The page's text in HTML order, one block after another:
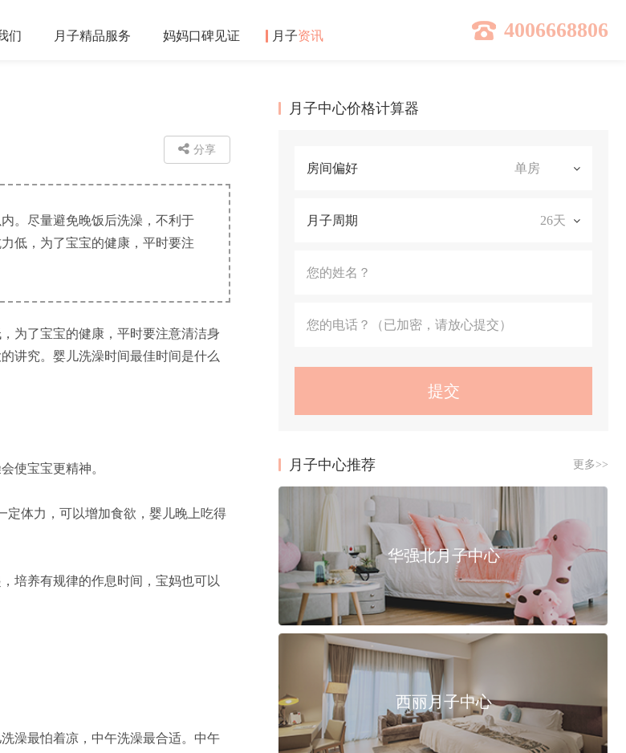
们 月子精品服务 妈妈口碑见证 月子资讯 4006668806
分享
。尽量避免晚饭后洗澡，不利于
低，为了宝宝的健康，平时要注
为了宝宝的健康，平时要注意清洁身
讲究。婴儿洗澡时间最佳时间是什么
使宝宝更精神。
体力，可以增加食欲，婴儿晚上吃得
培养有规律的作息时间，宝妈也可以
澡最怕着凉，中午洗澡最合适。中午
月子中心价格计算器
房间偏好
月子周期
月子中心推荐 更多>>
华强北月子中心
西丽月子中心